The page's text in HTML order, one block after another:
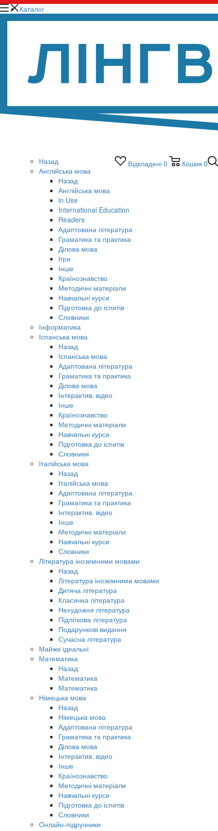
Відкладені 0 Кошик 0
Каталог
Назад
Англійська мова
Назад
Англійська мова
in Use
International Education
Readers
Адаптована література
Граматика та практика
Ділова мова
Ігри
Інше
Країнознавство
Методичні матеріали
Навчальні курси
Підготовка до іспитів
Словники
Інформатика
Іспанська мова
Назад
Іспанська мова
Адаптована література
Граматика та практика
Ділова мова
Інтерактив. відео
Інше
Країнознавство
Методичні матеріали
Навчальні курси
Підготовка до іспитів
Словники
Італійська мова
Назад
Італійська мова
Адаптована література
Граматика та практика
Інтерактив. відео
Інше
Методичні матеріали
Навчальні курси
Словники
Література іноземними мовами
Назад
Література іноземними мовами
Дитяча література
Класична література
Нехудожня література
Підліткова література
Подарункові видання
Сучасна література
Майже ідеальні
Математика
Назад
Математика
Математика
Німецька мова
Назад
Німецька мова
Адаптована література
Граматика та практика
Ділова мова
Інтерактив. відео
Інше
Країнознавство
Методичні матеріали
Навчальні курси
Підготовка до іспитів
Словники
Онлайн-підручники